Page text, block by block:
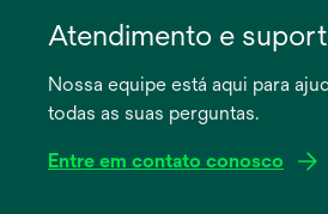
nova
guia
Atendimento e
Nossa equipe está aqui para
todas as suas perguntas.
Entre em contato conosco